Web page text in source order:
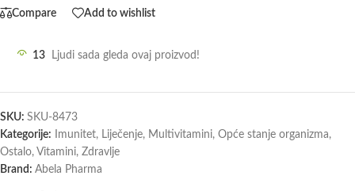
Compare Add to wishlist
13 Ljudi sada gleda ovaj proizvod!
SKU: SKU-8473
Kategorije:
Imunitet, Liječenje, Multivitamini, Opće stanje organizma,
Ostalo, Vitamini, Zdravlje
Brand: Abela Pharma